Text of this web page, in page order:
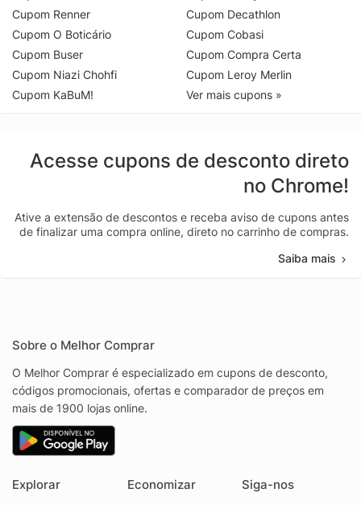
Cupom Renner
Cupom O Boticário
Cupom Buser
Cupom Niazi Chohfi
Cupom KaBuM!
Cupom Decathlon
Cupom Cobasi
Cupom Compra Certa
Cupom Leroy Merlin
Ver mais cupons »
Acesse cupons de desconto direto
no Chrome!
Ative a extensão de descontos e receba aviso de cupons antes
de finalizar uma compra online, direto no carrinho de compras.
Saiba mais
Sobre o Melhor Comprar
O Melhor Comprar é especializado em cupons de desconto,
códigos promocionais, ofertas e comparador de preços em
mais de 1900 lojas online.
Explorar Economizar Siga-nos